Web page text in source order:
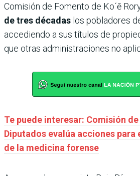
Comisión de Fomento de Ko´ē
de tres décadas los pobladores
accediendo a sus títulos de
que otras administraciones no
Te puede interesar: Comisión
Diputados evalúa acciones
de la medicina forense